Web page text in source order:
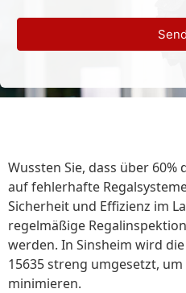
Wussten Sie, dass über
auf fehlerhafte
Sicherheit und Effizienz im
regelmäßige
werden. In Sinsheim wird
15635 streng umgesetzt,
minimieren.